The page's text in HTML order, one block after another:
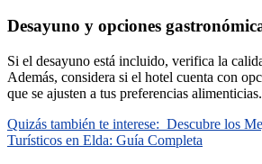
Desayuno y opciones
Si el desayuno está incluido, verifica la
Además, considera si el hotel cuenta con
que se ajusten a tus preferencias alimenticias.
Quizás también te interese: Descubre los
Turísticos en Elda: Guía Completa